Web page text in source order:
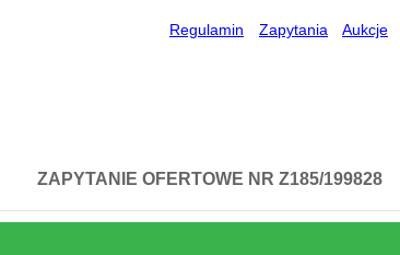
Regulamin Zapytania Aukcje
ZAPYTANIE OFERTOWE NR Z185/199828